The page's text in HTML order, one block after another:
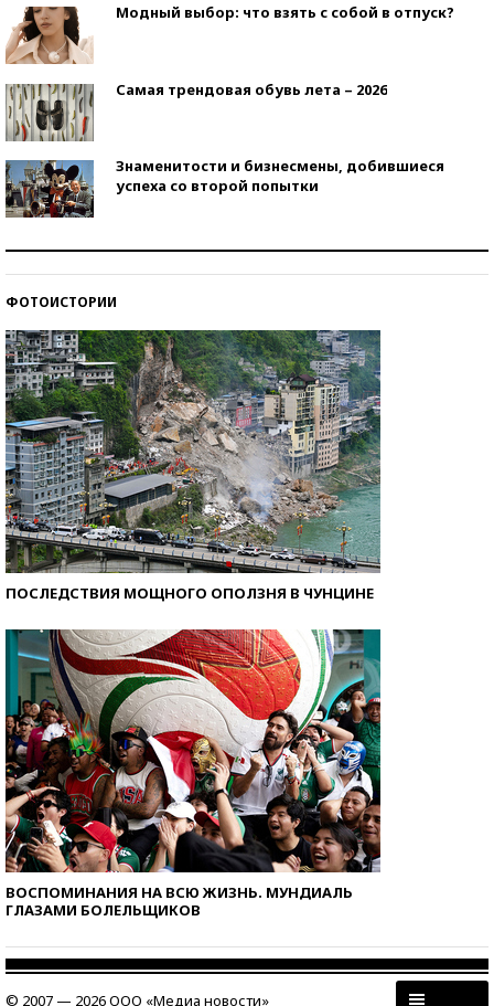
Модный выбор: что взять с собой в отпуск?
Самая трендовая обувь лета – 2026
Знаменитости и бизнесмены, добившиеся
успеха со второй попытки
ФОТОИСТОРИИ
ПОСЛЕДСТВИЯ МОЩНОГО ОПОЛЗНЯ В ЧУНЦИНЕ
ВОСПОМИНАНИЯ НА ВСЮ ЖИЗНЬ. МУНДИАЛЬ
ГЛАЗАМИ БОЛЕЛЬЩИКОВ
© 2007 — 2026 ООО «Медиа новости»